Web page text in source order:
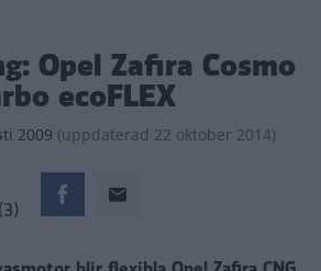
Opel Zafira Cosmo
ecoFLEX
2009 (uppdaterad 22 oktober 2014)
(3)